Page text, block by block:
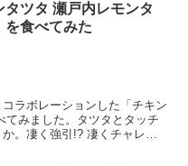
タツタ 瀬戸内レモンタ
を食べてみた
ラボレーションした「チキン
てみました。タツタとタッチ
。凄く強引!? 凄くチャレン